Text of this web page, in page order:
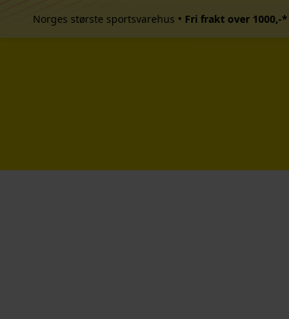
Norges største sportsvarehus • Fri frakt over 1000,-*